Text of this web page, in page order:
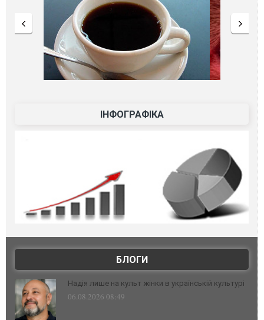
ІНФОГРАФІКА
БЛОГИ
Надія лише на культ жінки в українській культурі
06.08.2026 08:49